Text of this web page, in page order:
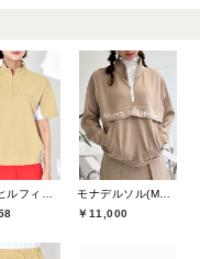
トミーヒルフィガーゴルフ(TOMMY HILFIGER GOLF)
モナデルソル(MONA DELSOL)
￥11,000